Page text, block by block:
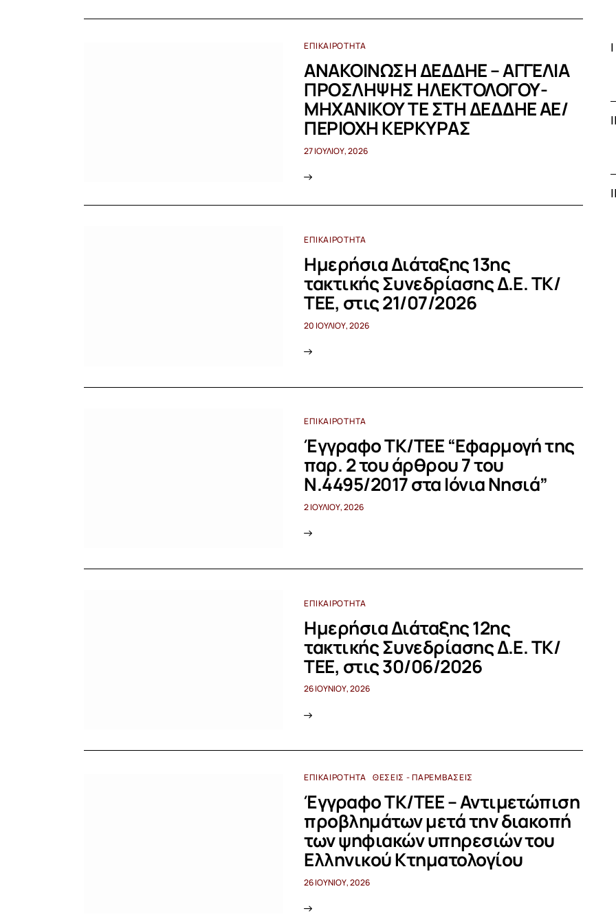
ΕΠΙΚΑΙΡΌΤΗΤΑ
ΑΝΑΚΟΙΝΩΣΗ ΔΕΔΔΗΕ – ΑΓΓΕΛΙΑ
ΠΡΟΣΛΗΨΗΣ ΗΛΕΚΤΟΛΟΓΟΥ-
ΜΗΧΑΝΙΚΟΥ ΤΕ ΣΤΗ ΔΕΔΔΗΕ ΑΕ/
ΠΕΡΙΟΧΗ ΚΕΡΚΥΡΑΣ
27 ΙΟΥΛΊΟΥ, 2026
ΕΠΙΚΑΙΡΌΤΗΤΑ
Ημερήσια Διάταξης 13ης
τακτικής Συνεδρίασης Δ.Ε. ΤΚ/
ΤΕΕ, στις 21/07/2026
20 ΙΟΥΛΊΟΥ, 2026
ΕΠΙΚΑΙΡΌΤΗΤΑ
Έγγραφο ΤΚ/ΤΕΕ “Εφαρμογή της
παρ. 2 του άρθρου 7 του
Ν.4495/2017 στα Ιόνια Νησιά”
2 ΙΟΥΛΊΟΥ, 2026
ΕΠΙΚΑΙΡΌΤΗΤΑ
Ημερήσια Διάταξης 12ης
τακτικής Συνεδρίασης Δ.Ε. ΤΚ/
ΤΕΕ, στις 30/06/2026
26 ΙΟΥΝΊΟΥ, 2026
ΕΠΙΚΑΙΡΌΤΗΤΑ ΘΈΣΕΙΣ - ΠΑΡΕΜΒΆΣΕΙΣ
Έγγραφο ΤΚ/ΤΕΕ – Αντιμετώπιση
προβλημάτων μετά την διακοπή
των ψηφιακών υπηρεσιών του
Ελληνικού Κτηματολογίου
26 ΙΟΥΝΊΟΥ, 2026